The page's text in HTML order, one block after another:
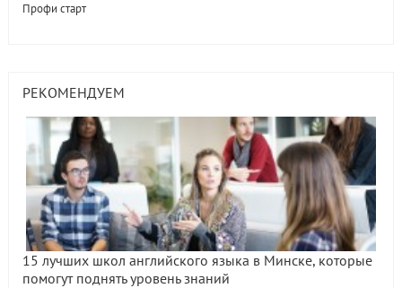
Профи старт
РЕКОМЕНДУЕМ
15 лучших школ английского языка в Минске, которые
помогут поднять уровень знаний